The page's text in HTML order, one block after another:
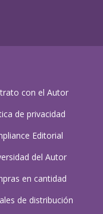
con el Autor
de privacidad
Editorial
del Autor
en cantidad
de distribución